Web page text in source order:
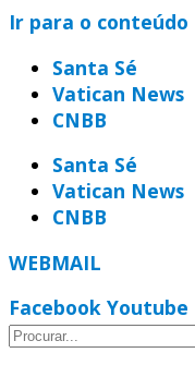
Ir para o conteúdo
Santa Sé
Vatican News
CNBB
Santa Sé
Vatican News
CNBB
WEBMAIL
Facebook Youtube